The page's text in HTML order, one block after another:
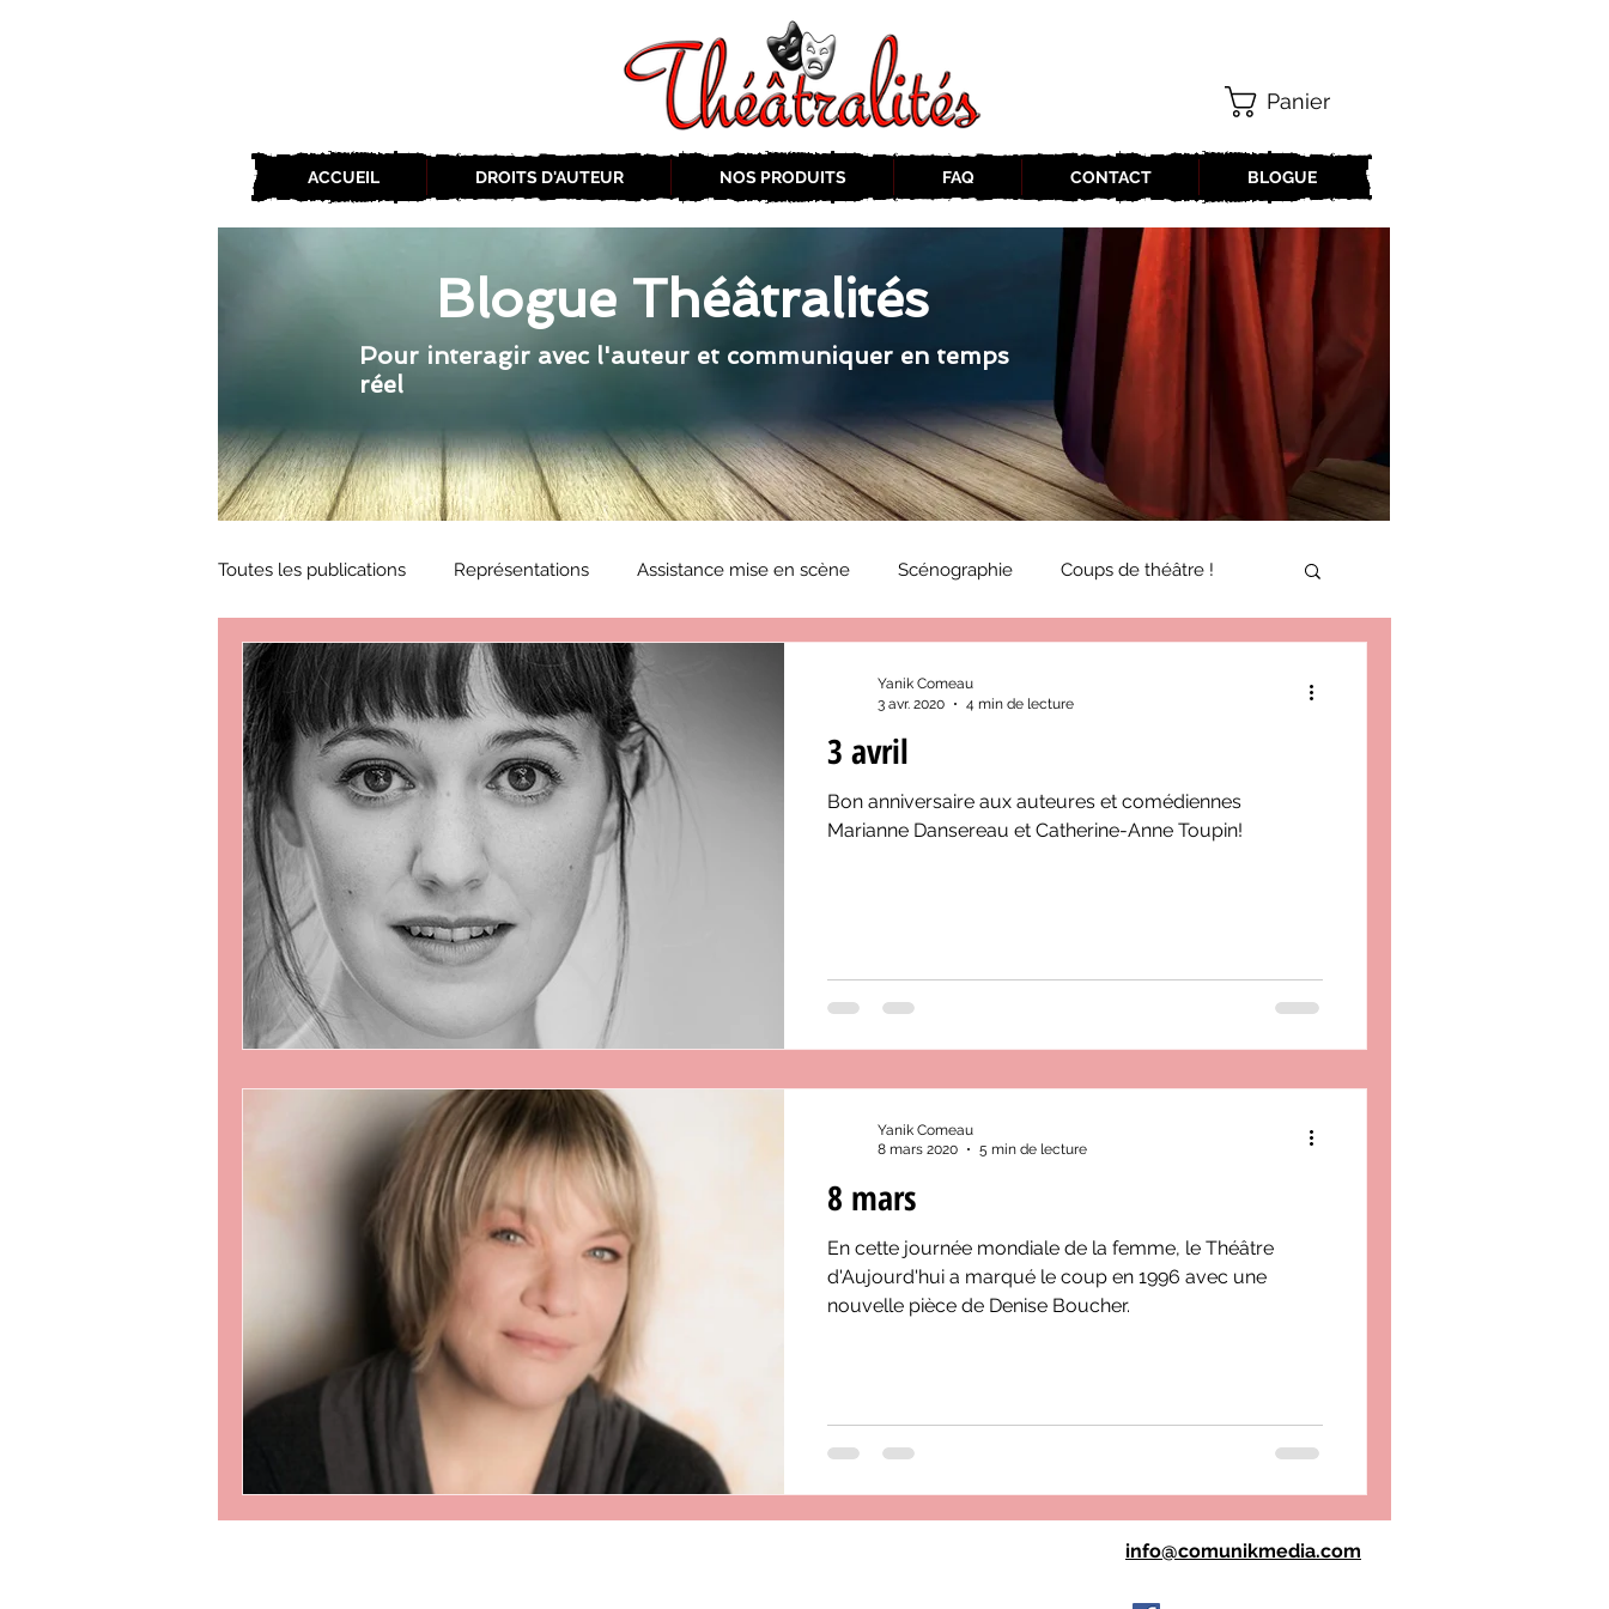
ACCUEIL DROITS D'AUTEUR NOS PRODUITS FAQ CONTACT BLOGUE
Panier
Blogue Théâtralités
Pour interagir avec l'auteur et communiquer en temps
réel
Toutes les publications Représentations Assistance mise en scène Scénographie Coups de théâtre !
Zone Culture ZoneCulture 2019-2020
ZoneCulture 2018-2019 ZoneCulture 2020-2021 Journal «BIENVENUE À BORD!»
ZoneCulture 2022-2023 ZoneCulture 2023-2024
critique théâtre Rhinocéros ZoneCulture 2026-2027
3 avril
Bon anniversaire aux auteures et comédiennes
Marianne Dansereau et Catherine-Anne Toupin!
Yanik Comeau
3 avr. 2020
4 min de lecture
8 mars
En cette journée mondiale de la femme, le Théâtre
d'Aujourd'hui a marqué le coup en 1996 avec une
nouvelle pièce de Denise Boucher.
Yanik Comeau
8 mars 2020
5 min de lecture
info@comunikmedia.com